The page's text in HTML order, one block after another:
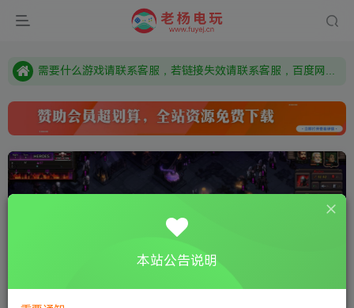
本站资源来自网络搜集，如有侵权，请联系删除：fuyej@qq.com 附上证书和内容链接
需要什么游戏请联系客服，若链接失效请联系客服，百度网盘边上的激活码也是解压密码
本站公告说明